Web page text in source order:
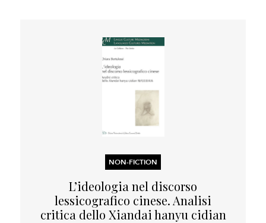
NON-FICTION
L’ideologia nel discorso
lessicografico cinese. Analisi
critica dello Xiandai hanyu cidian